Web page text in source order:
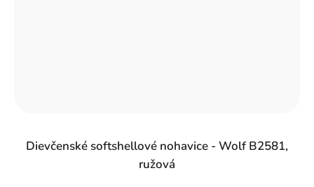
Dievčenské softshellové nohavice - Wolf B2581,
ružová